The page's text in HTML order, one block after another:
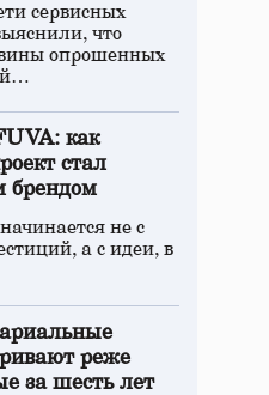
сервисных
что
опрошенных
как
стал
брендом
не с
а с идеи, в
реже
за шесть лет